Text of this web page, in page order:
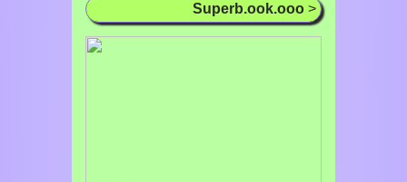
Superb.ook.ooo >